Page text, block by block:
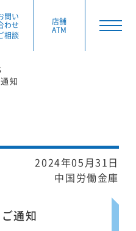
問い
わせ
相談
店舗
ATM
知
2024年05月31日
中国労働金庫
通知